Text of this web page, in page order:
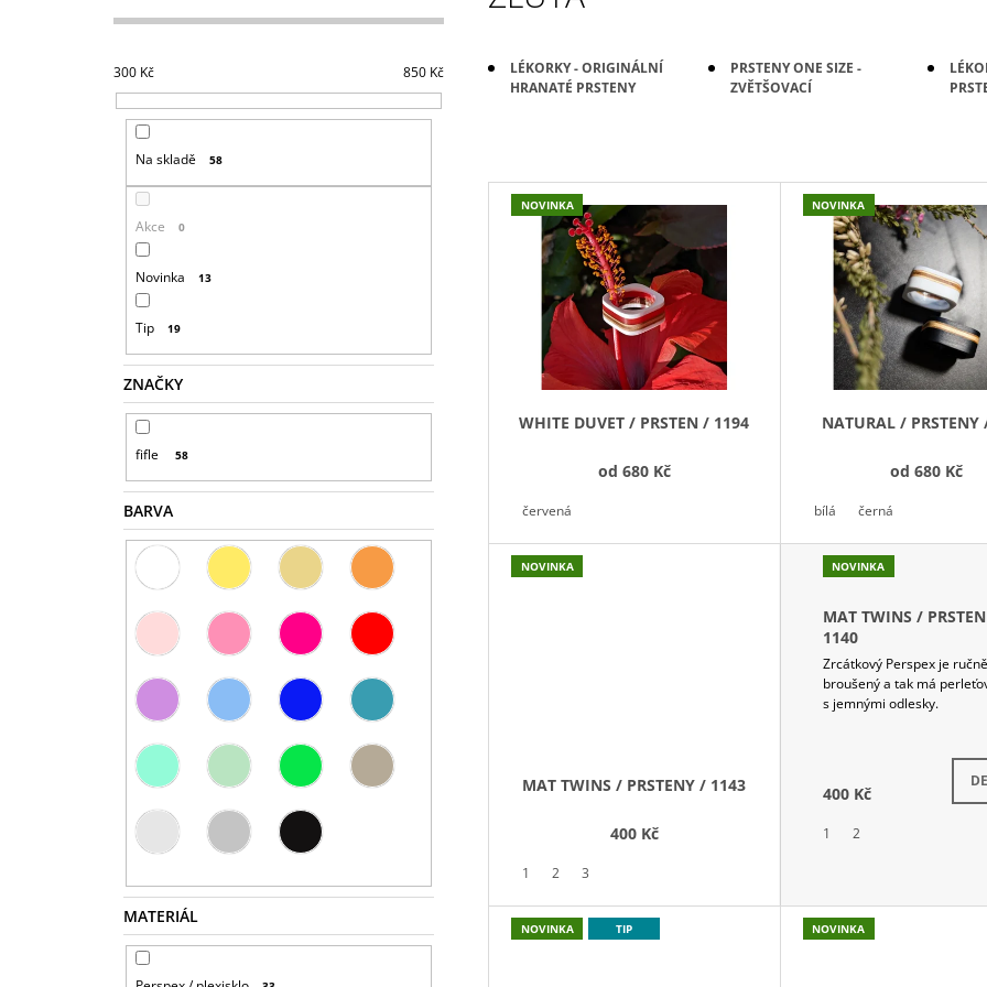
300 Kč 850 Kč
Na skladě 58
Akce 0
Novinka 13
Tip 19
ZNAČKY
fifle 58
BARVA
MATERIÁL
LÉKORKY - ORIGINÁLNÍ
HRANATÉ PRSTENY
PRSTENY ONE SIZE -
ZVĚTŠOVACÍ
V
Ů
NOVINKA
WHITE DUVET / PRSTEN / 1194
od 680 Kč
červená
NOVINKA
NATURAL / PRSTENY
od 680 Kč
bílá černá
NOVINKA
MAT TWINS / PRSTENY / 1143
400 Kč
1 2 3
NOVINKA
MAT TWINS /
1140
Zrcátkový Perspex je ručně
broušený a tak má
s jemnými odlesky.
400 Kč
1 2
NOVINKA TIP NOVINKA